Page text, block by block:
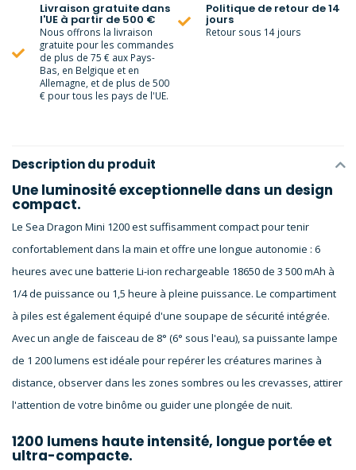
Livraison gratuite dans
l'UE à partir de 500 €
Nous offrons la livraison
gratuite pour les commandes
de plus de 75 € aux Pays-
Bas, en Belgique et en
Allemagne, et de plus de 500
€ pour tous les pays de l'UE.
Politique de retour de 14
jours
Retour sous 14 jours
Description du produit
Une luminosité exceptionnelle dans un design
compact.
Le Sea Dragon Mini 1200 est suffisamment compact pour tenir
confortablement dans la main et offre une longue autonomie : 6
heures avec une batterie Li-ion rechargeable 18650 de 3 500 mAh à
1/4 de puissance ou 1,5 heure à pleine puissance. Le compartiment
à piles est également équipé d'une soupape de sécurité intégrée.
Avec un angle de faisceau de 8° (6° sous l'eau), sa puissante lampe
de 1 200 lumens est idéale pour repérer les créatures marines à
distance, observer dans les zones sombres ou les crevasses, attirer
l'attention de votre binôme ou guider une plongée de nuit.
1200 lumens haute intensité, longue portée et
ultra-compacte.